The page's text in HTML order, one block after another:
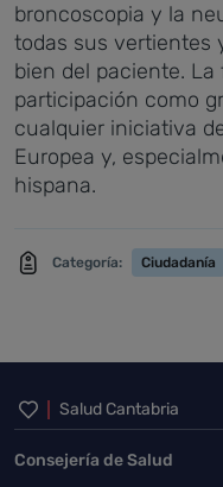
broncoscopia y la
todas sus vertientes
bien del paciente. La
participación como
cualquier iniciativa
Europea y,
hispana.
Categoría: Ciudadanía
Inicio del pie
Salud Cantabria
Consejería de Salud